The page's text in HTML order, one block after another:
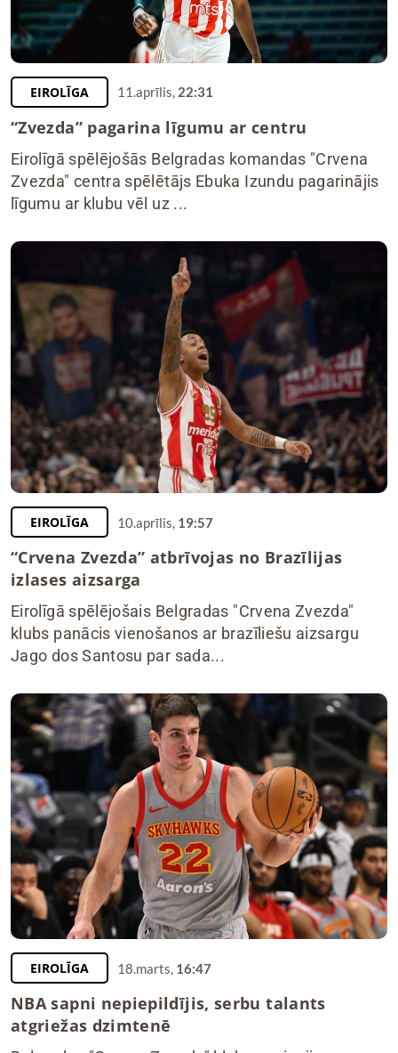
EIROLĪGA 11.aprīlis, 22:31
“Zvezda” pagarina līgumu ar centru
Eirolīgā spēlējošās Belgradas komandas "Crvena
Zvezda" centra spēlētājs Ebuka Izundu pagarinājis
līgumu ar klubu vēl uz ...
EIROLĪGA 10.aprīlis, 19:57
“Crvena Zvezda” atbrīvojas no Brazīlijas
izlases aizsarga
Eirolīgā spēlējošais Belgradas "Crvena Zvezda"
klubs panācis vienošanos ar brazīliešu aizsargu
Jago dos Santosu par sada...
EIROLĪGA 18.marts, 16:47
NBA sapni nepiepildījis, serbu talants
atgriežas dzimtenē